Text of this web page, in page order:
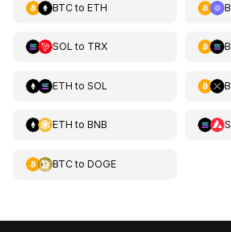
BTCto ETH
SOL to TRX
ETH to SOL
ETH to BNB
BTCto DOGE